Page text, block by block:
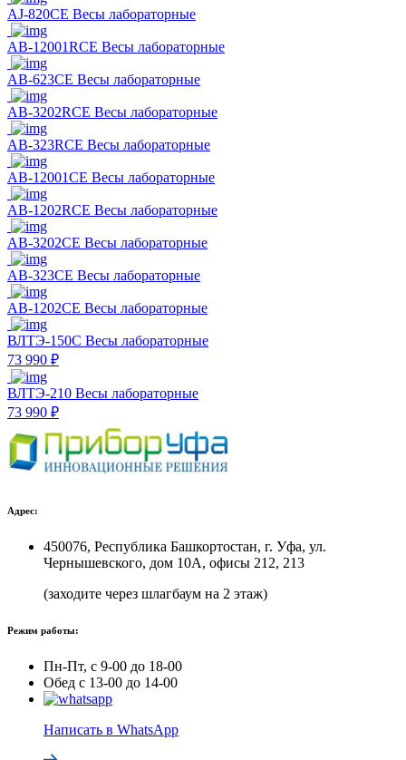
AJ-820CE Весы лабораторные
AB-12001RCE Весы лабораторные
AB-623CE Весы лабораторные
AB-3202RCE Весы лабораторные
AB-323RCE Весы лабораторные
AB-12001CE Весы лабораторные
AB-1202RCE Весы лабораторные
AB-3202CE Весы лабораторные
AB-323CE Весы лабораторные
AB-1202CE Весы лабораторные
ВЛТЭ-150С Весы лабораторные
73 990 ₽
ВЛТЭ-210 Весы лабораторные
73 990 ₽
Адрес:
450076, Республика Башкортостан, г. Уфа, ул.
Чернышевского, дом 10А, офисы 212, 213
(заходите через шлагбаум на 2 этаж)
Режим работы:
Пн-Пт, с 9-00 до 18-00
Обед с 13-00 до 14-00
Написать в WhatsApp